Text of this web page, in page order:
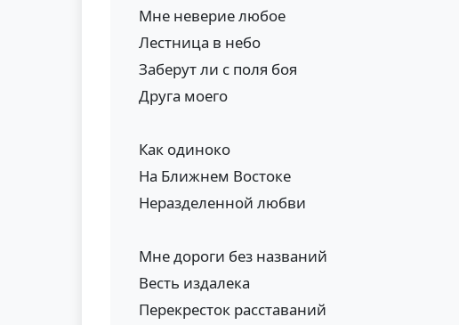
Мне неверие любое
Лестница в небо
Заберут ли с поля боя
Друга моего
Как одиноко
На Ближнем Востоке
Неразделенной любви
Мне дороги без названий
Весть издалека
Перекресток расставаний